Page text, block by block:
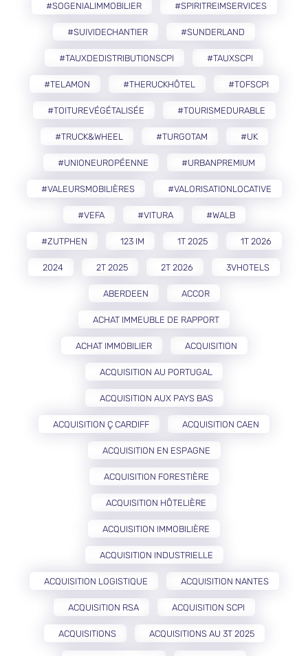
#SOGENIALIMMOBILIER #SPIRITREIMSERVICES
#SUIVIDECHANTIER #SUNDERLAND
#TAUXDEDISTRIBUTIONSCPI #TAUXSCPI
#TELAMON #THERUCKHÔTEL #TOFSCPI
#TOITUREVÉGÉTALISÉE #TOURISMEDURABLE
#TRUCK&WHEEL #TURGOTAM #UK
#UNIONEUROPÉENNE #URBANPREMIUM
#VALEURSMOBILIÈRES #VALORISATIONLOCATIVE
#VEFA #VITURA #WALB
#ZUTPHEN 123 IM 1T 2025 1T 2026
2024 2T 2025 2T 2026 3VHOTELS
ABERDEEN ACCOR
ACHAT IMMEUBLE DE RAPPORT
ACHAT IMMOBILIER ACQUISITION
ACQUISITION AU PORTUGAL
ACQUISITION AUX PAYS BAS
ACQUISITION Ç CARDIFF ACQUISITION CAEN
ACQUISITION EN ESPAGNE
ACQUISITION FORESTIÈRE
ACQUISITION HÔTELIÈRE
ACQUISITION IMMOBILIÈRE
ACQUISITION INDUSTRIELLE
ACQUISITION LOGISTIQUE ACQUISITION NANTES
ACQUISITION RSA ACQUISITION SCPI
ACQUISITIONS ACQUISITIONS AU 3T 2025